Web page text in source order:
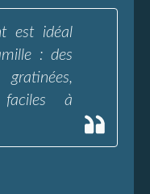
est idéal
: des
faciles à